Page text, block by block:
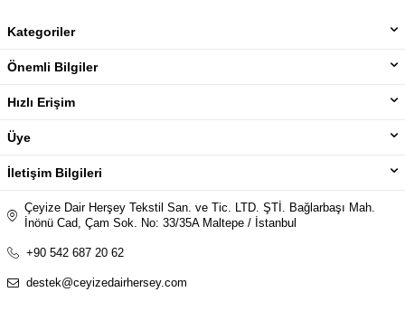
Kategoriler
Önemli Bilgiler
Hızlı Erişim
Üye
İletişim Bilgileri
Çeyize Dair Herşey Tekstil San. ve Tic. LTD. ŞTİ. Bağlarbaşı Mah.
İnönü Cad, Çam Sok. No: 33/35A Maltepe / İstanbul
+90 542 687 20 62
destek@ceyizedairhersey.com